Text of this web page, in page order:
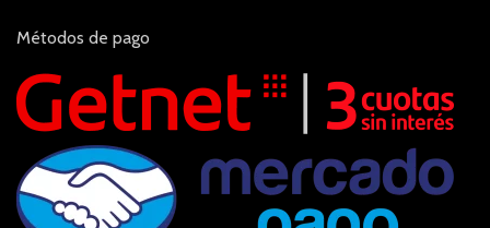
Métodos de pago